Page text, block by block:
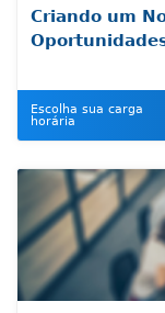
Criando um
Escolha sua carga
horária